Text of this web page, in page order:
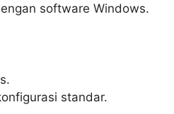
software Windows.
standar.